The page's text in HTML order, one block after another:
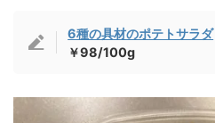
6種の具材のポテトサラダ
￥98/100g